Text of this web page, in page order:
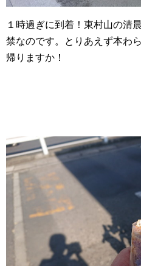
１時過ぎに到着！東村山の清
禁なのです。とりあえず本わ
帰りますか！